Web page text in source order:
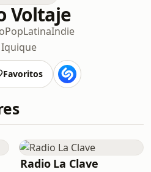
Voltaje
PopLatinaIndie
Iquique
Favoritos
Radio La Clave